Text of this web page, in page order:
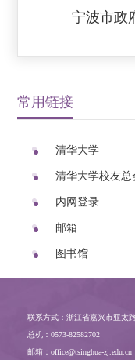
宁波市政
常用链接
清华大学
清华大学校友总
内网登录
邮箱
图书馆
联系方式：浙江省嘉兴市亚太
总机：0573-82582702
邮箱：office@tsinghua-zj.edu.cn